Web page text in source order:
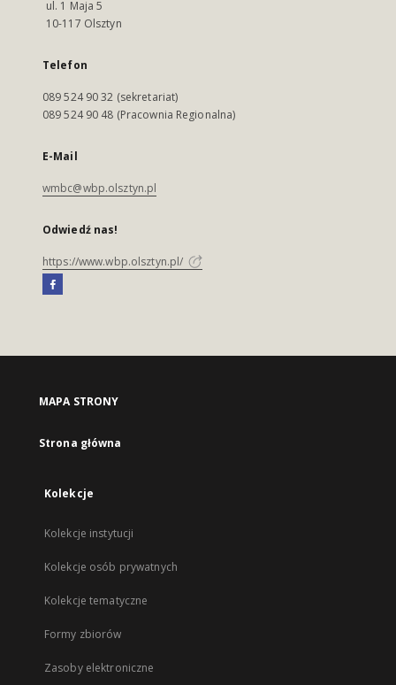
ul. 1 Maja 5
10-117 Olsztyn
Telefon
089 524 90 32 (sekretariat)
089 524 90 48 (Pracownia Regionalna)
E-Mail
wmbc@wbp.olsztyn.pl
Odwiedź nas!
https://www.wbp.olsztyn.pl/
MAPA STRONY
Strona główna
Kolekcje
Kolekcje instytucji
Kolekcje osób prywatnych
Kolekcje tematyczne
Formy zbiorów
Zasoby elektroniczne